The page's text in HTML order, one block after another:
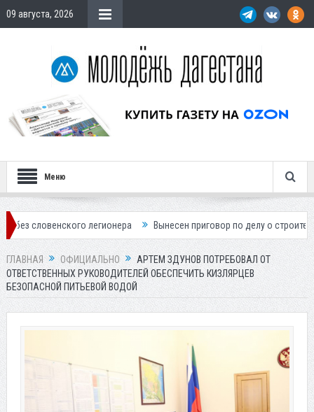
09 августа, 2026
Меню
легионера Вынесен приговор по делу о строительстве
ГЛАВНАЯ ОФИЦИАЛЬНО
АРТЕМ ЗДУНОВ ПОТРЕБОВАЛ ОТ
ОТВЕТСТВЕННЫХ РУКОВОДИТЕЛЕЙ ОБЕСПЕЧИТЬ КИЗЛЯРЦЕВ
БЕЗОПАСНОЙ ПИТЬЕВОЙ ВОДОЙ